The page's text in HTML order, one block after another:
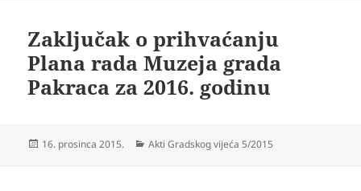
Zaključak o prihvaćanju
Plana rada Muzeja grada
Pakraca za 2016. godinu
Objavljeno
16. prosinca 2015. Kategorije
Akti Gradskog vijeća 5/2015